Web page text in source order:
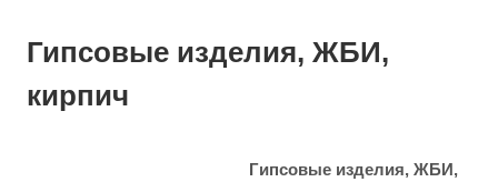
Гипсовые изделия, ЖБИ,
кирпич
Гипсовые изделия, ЖБИ,